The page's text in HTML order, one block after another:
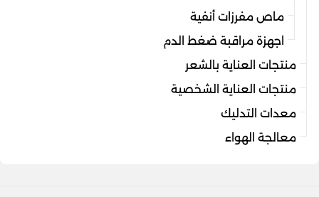
ماص مفرزات أنفية
اجهزة مراقبة ضغط الدم
منتجات العناية بالشعر
منتجات العناية الشخصية
معدات التدليك
معالجة الهواء